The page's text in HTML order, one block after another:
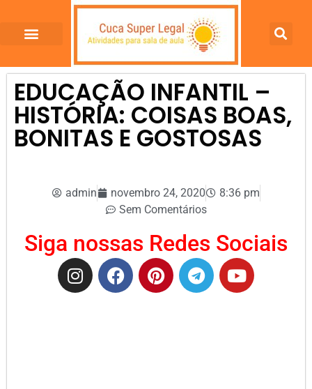
EDUCAÇÃO INFANTIL –
HISTÓRIA: COISAS BOAS,
BONITAS E GOSTOSAS
admin novembro 24, 2020
8:36 pm
Sem Comentários
Siga nossas Redes Sociais